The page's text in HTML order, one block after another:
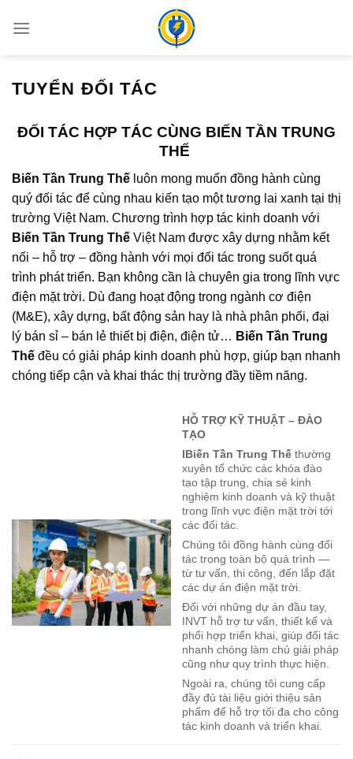
qua
TUYỂN ĐỐI TÁC
ĐỐI TÁC HỢP TÁC CÙNG BIẾN TẦN TRUNG
THẾ
Biến Tần Trung Thế luôn mong muốn đồng hành cùng
quý đối tác để cùng nhau kiến tạo một tương lai xanh tại thị
trường Việt Nam. Chương trình hợp tác kinh doanh với
Biến Tần Trung Thế Việt Nam được xây dựng nhằm kết
nối – hỗ trợ – đồng hành với mọi đối tác trong suốt quá
trình phát triển. Bạn không cần là chuyên gia trong lĩnh vực
điện mặt trời. Dù đang hoạt động trong ngành cơ điện
(M&E), xây dựng, bất động sản hay là nhà phân phối, đại
lý bán sỉ – bán lẻ thiết bị điện, điện tử… Biến Tần Trung
Thế đều có giải pháp kinh doanh phù hợp, giúp bạn nhanh
chóng tiếp cận và khai thác thị trường đầy tiềm năng.
HỖ TRỢ KỸ THUẬT – ĐÀO
TẠO
IBiến Tần Trung Thế thường
xuyên tổ chức các khóa đào
tạo tập trung, chia sẻ kinh
nghiệm kinh doanh và kỹ thuật
trong lĩnh vực điện mặt trời tới
các đối tác.
Chúng tôi đồng hành cùng đối
tác trong toàn bộ quá trình —
từ tư vấn, thi công, đến lắp đặt
các dự án điện mặt trời.
Đối với những dự án đầu tay,
INVT hỗ trợ tư vấn, thiết kế và
phối hợp triển khai, giúp đối tác
nhanh chóng làm chủ giải pháp
cũng như quy trình thực hiện.
Ngoài ra, chúng tôi cung cấp
đầy đủ tài liệu giới thiệu sản
phẩm để hỗ trợ tối đa cho công
tác kinh doanh và triển khai.